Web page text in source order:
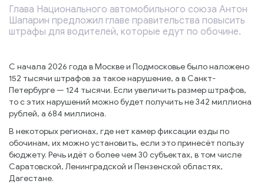
Глава Национального автомобильного союза Антон
Шапарин предложил главе правительства повысить
штрафы для водителей, которые едут по обочине.
С начала 2026 года в Москве и Подмосковье было наложено
152 тысячи штрафов за такое нарушение, а в Санкт-
Петербурге — 124 тысячи. Если увеличить размер штрафов,
то с этих нарушений можно будет получить не 342 миллиона
рублей, а 684 миллиона.
В некоторых регионах, где нет камер фиксации езды по
обочинам, их можно установить, если это принесёт пользу
бюджету. Речь идёт о более чем 30 субъектах, в том числе
Саратовской, Ленинградской и Пензенской областях,
Дагестане.